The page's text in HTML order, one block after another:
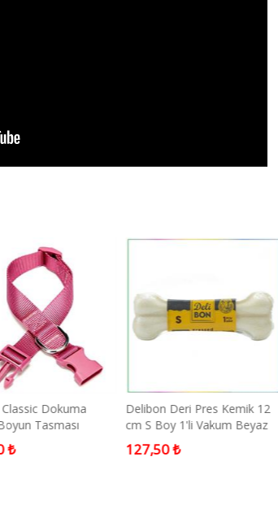
Dokuma
Tasması
Mor 3x45-60 Cm
₺
Delibon Deri Pres Kemik 12
cm S Boy 1'li Vakum Beyaz
127,50 ₺